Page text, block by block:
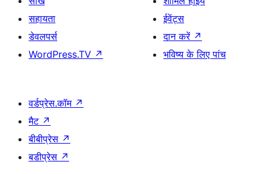
सहायता
डेवलपर्स
WordPress.TV ↗
ईवेंट्स
दान करें ↗
भविष्य के लिए पांच
वर्डप्रेस.कॉम ↗
मैट ↗
बीबीप्रेस ↗
बडीप्रेस ↗